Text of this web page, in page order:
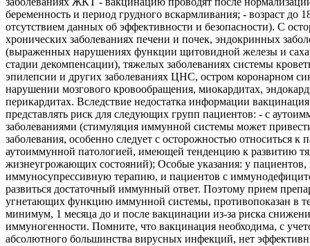
беременность и период грудного вскармливания; - возраст до
отсутствием данных об эффективности и безопасности). С
хронических заболеваниях печени и почек, эндокринных
(выраженных нарушениях функции щитовидной железы и
стадии декомпенсации), тяжелых заболеваниях системы
эпилепсии и других заболеваниях ЦНС, остром коронарном
нарушении мозгового кровообращения, миокардитах,
перикардитах. Вследствие недостатка информации
представлять риск для следующих групп пациентов: - с
заболеваниями (стимуляция иммунной системы может
заболевания, особенно следует с осторожностью относиться к
аутоиммунной патологией, имеющей тенденцию к развитию
жизнеугрожающих состояний); Особые указания: у
иммуносупрессивную терапию, и пациентов с
развиться достаточный иммунный ответ. Поэтому прием
угнетающих функцию иммунной системы, противопоказан в
минимум, 1 месяца до и после вакцинации из-за риска
иммуногенности. Помните, что вакцинация необходима, с
абсолютного большинства вирусных инфекций, нет